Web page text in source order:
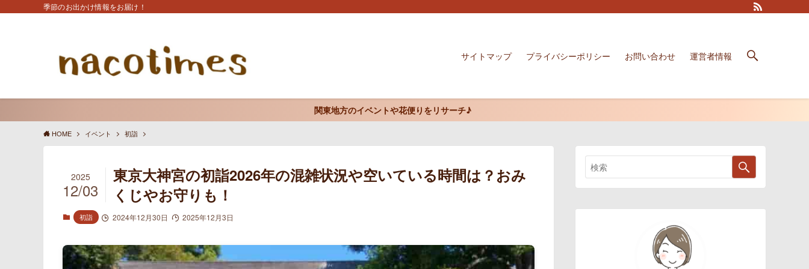
季節のお出かけ情報をお届け！
サイトマップ プライバシーポリシー お問い合わせ 運営者情報
関東地方のイベントや花便りをリサーチ♪
HOME イベント 初詣
東京大神宮の初詣2026年の混雑状況や空いている時間は？おみ
くじやお守りも！
2025
12/03
初詣 2024年12月30日 2025年12月3日